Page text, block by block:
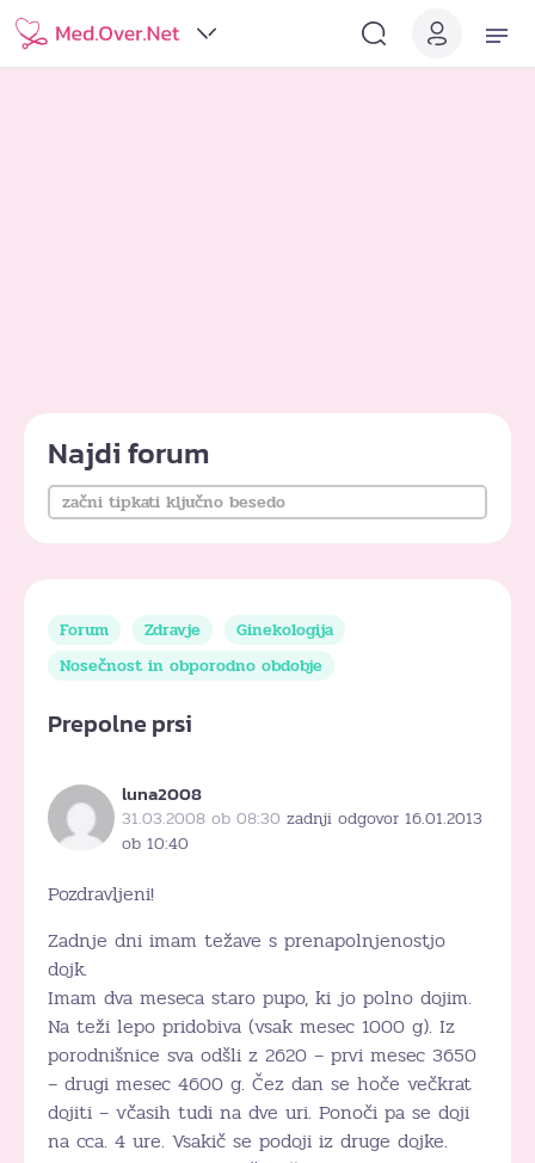
Najdi forum
Forum Zdravje
Ginekologija
Nosečnost in obporodno obdobje
Prepolne prsi
luna2008
31.03.2008 ob 08:30 zadnji odgovor 16.01.2013
ob 10:40
Pozdravljeni!
Zadnje dni imam težave s prenapolnjenostjo
dojk.
Imam dva meseca staro pupo, ki jo polno dojim.
Na teži lepo pridobiva (vsak mesec 1000 g). Iz
porodnišnice sva odšli z 2620 – prvi mesec 3650
– drugi mesec 4600 g. Čez dan se hoče večkrat
dojiti – včasih tudi na dve uri. Ponoči pa se doji
na cca. 4 ure. Vsakič se podoji iz druge dojke.